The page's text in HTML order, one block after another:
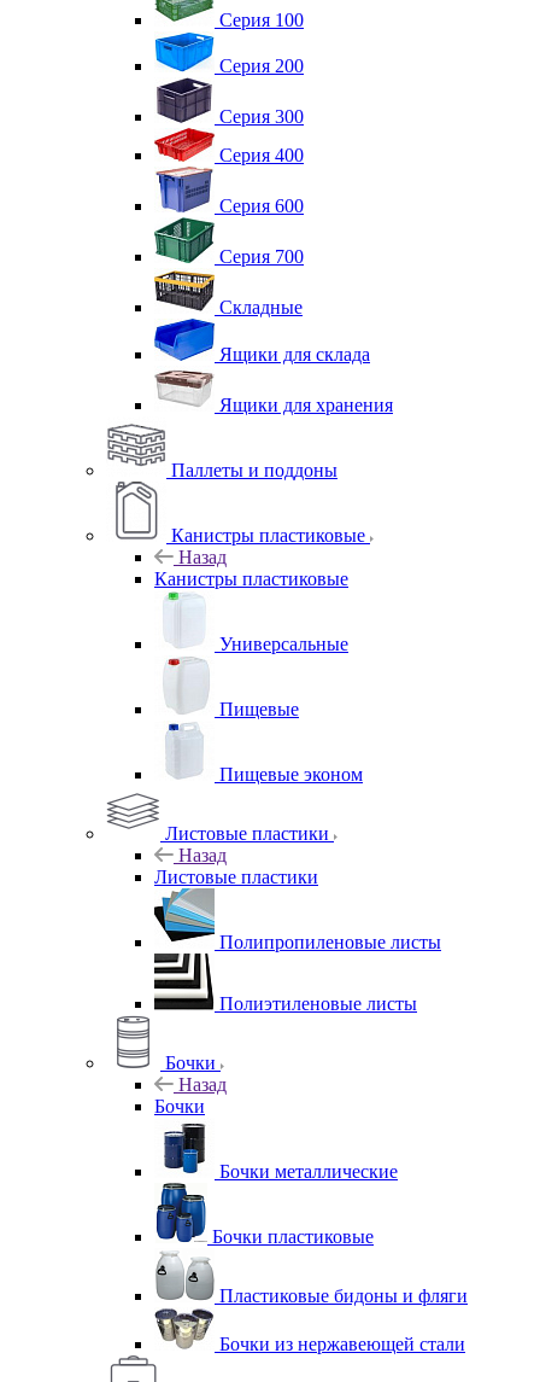
Серия 100
Серия 200
Серия 300
Серия 400
Серия 600
Серия 700
Складные
Ящики для склада
Ящики для хранения
Паллеты и поддоны
Канистры пластиковые
Назад
Канистры пластиковые
Универсальные
Пищевые
Пищевые эконом
Листовые пластики
Назад
Листовые пластики
Полипропиленовые листы
Полиэтиленовые листы
Бочки
Назад
Бочки
Бочки металлические
Бочки пластиковые
Пластиковые бидоны и фляги
Бочки из нержавеющей стали